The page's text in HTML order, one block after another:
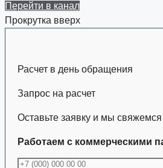
Перейти в канал
Прокрутка вверх
Расчет в день обращения
Запрос на расчет
Оставьте заявку и мы
Работаем с коммерческими